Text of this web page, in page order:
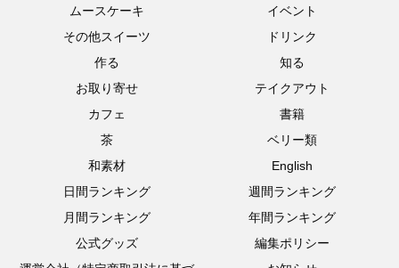
ムースケーキ
イベント
その他スイーツ
ドリンク
作る
知る
お取り寄せ
テイクアウト
カフェ
書籍
茶
ベリー類
和素材
English
日間ランキング
週間ランキング
月間ランキング
年間ランキング
公式グッズ
編集ポリシー